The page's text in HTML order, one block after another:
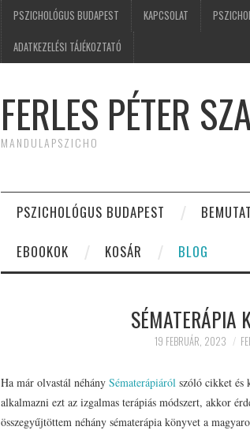
PSZICHOLÓGUS BUDAPEST KAPCSOLAT
ADATKEZELÉSI TÁJÉKOZTATÓ
FERLES PÉTER
MANDULAPSZICHO
PSZICHOLÓGUS BUDAPEST
EBOOKOK
KOSÁR BLOG
SÉMATERÁPIA
19 FEBRUÁR, 2023
Ha már olvastál néhány Sématerápiáról szóló cikket és
alkalmazni ezt az izgalmas terápiás módszert, akkor
összegyűjtöttem néhány sématerápia könyvet a